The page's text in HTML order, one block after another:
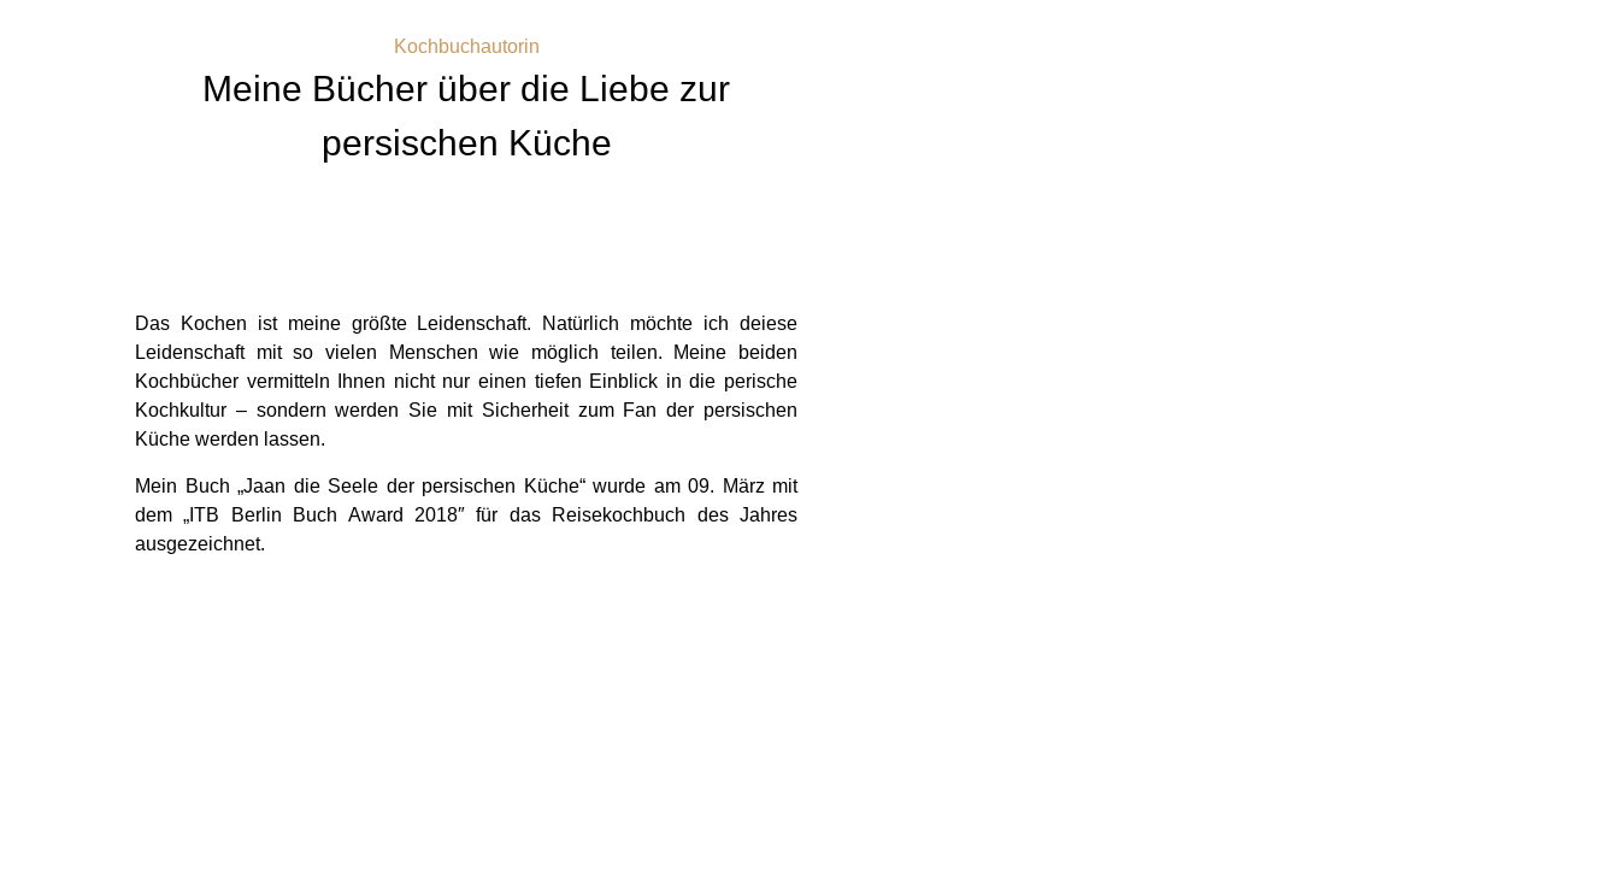
Kochbuchautorin
Meine Bücher über die Liebe zur
persischen Küche
Das Kochen ist meine größte Leidenschaft. Natürlich möchte ich deiese
Leidenschaft mit so vielen Menschen wie möglich teilen. Meine beiden
Kochbücher vermitteln Ihnen nicht nur einen tiefen Einblick in die perische
Kochkultur – sondern werden Sie mit Sicherheit zum Fan der persischen
Küche werden lassen.
Mein Buch „Jaan die Seele der persischen Küche“ wurde am 09. März mit
dem „ITB Berlin Buch Award 2018″ für das Reisekochbuch des Jahres
ausgezeichnet.